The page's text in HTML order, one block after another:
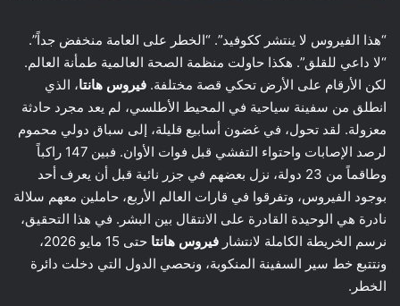
“هذا الفيروس لا ينتشر ككوفيد”. “الخطر على العامة منخفض جداً”.
“لا داعي للقلق”. هكذا حاولت منظمة الصحة العالمية طمأنة العالم.
لكن الأرقام على الأرض تحكي قصة مختلفة. فيروس هانتا، الذي
انطلق من سفينة سياحية في المحيط الأطلسي، لم يعد مجرد حادثة
معزولة. لقد تحول، في غضون أسابيع قليلة، إلى سباق دولي محموم
لرصد الإصابات واحتواء التفشي قبل فوات الأوان. فبين 147 راكباً
وطاقماً من 23 دولة، نزل بعضهم في جزر نائية قبل أن يعرف أحد
بوجود الفيروس، وتفرقوا في قارات العالم الأربع، حاملين معهم سلالة
نادرة هي الوحيدة القادرة على الانتقال بين البشر. في هذا التحقيق،
نرسم الخريطة الكاملة لانتشار فيروس هانتا
حتى 15 مايو 2026،
ونتتبع خط سير السفينة المنكوبة، ونحصي الدول التي دخلت دائرة
الخطر.